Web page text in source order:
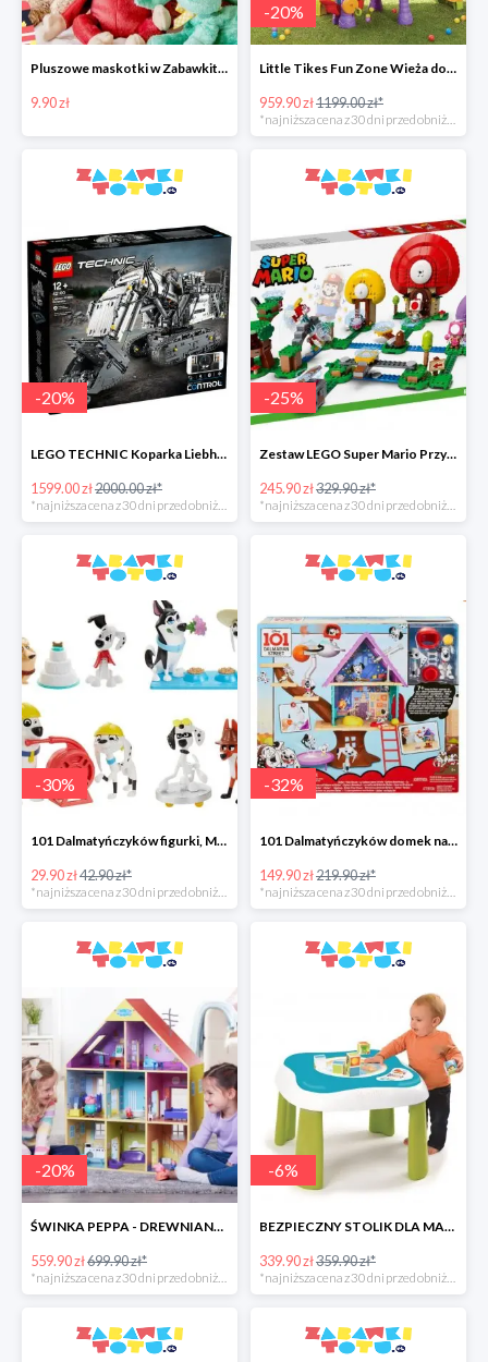
Pluszowe maskotki w Zabawkitotu.pl od 9,90 zł
9.90 zł
-20%
Little Tikes Fun Zone Wieża do wspinania ze zjeżdżalnią w super cenie
959.90 zł1199.00 zł*
-20%
LEGO TECHNIC Koparka Liebherr w super cenie
1599.00 zł2000.00 zł*
*najniższa cena z 30 dni przed obniżką
-25%
Zestaw LEGO Super Mario Przygody z Mario w super cenie
245.90 zł329.90 zł*
*najniższa cena z 30 dni przed obniżką
-30%
101 Dalmatyńczyków figurki, Mattel
29.90 zł42.90 zł*
-32%
101 Dalmatyńczyków domek na drzewie, Mattel
149.90 zł219.90 zł*
-20%
ŚWINKA PEPPA - DREWNIANY DOMEK DO ZABAWY
559.90 zł699.90 zł*
*najniższa cena z 30 dni przed obniżką
-6%
BEZPIECZNY STOLIK DLA MALUCHA 2W1 - COOTONS SMOBY
339.90 zł359.90 zł*
*najniższa cena z 30 dni przed obniżką